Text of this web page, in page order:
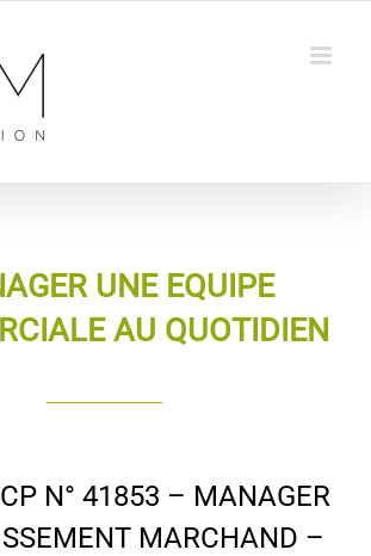
UNE EQUIPE
AU QUOTIDIEN
N° 41853 – MANAGER
MARCHAND –